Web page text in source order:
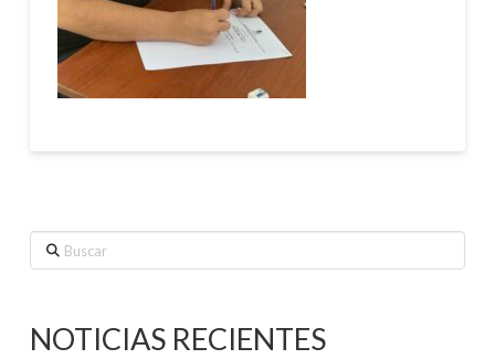
Buscar
NOTICIAS RECIENTES